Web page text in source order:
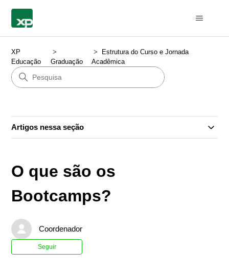
XP
Educação
Graduação
Estrutura do Curso e Jornada
Acadêmica
Artigos nessa seção
O que são os
Bootcamps?
Coordenador
Seguir